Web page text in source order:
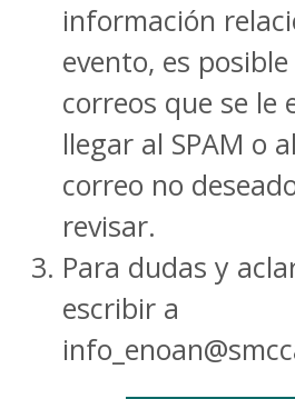
información
evento, es
correos que se le
llegar al SPAM o
correo no
revisar.
Para dudas y
escribir a